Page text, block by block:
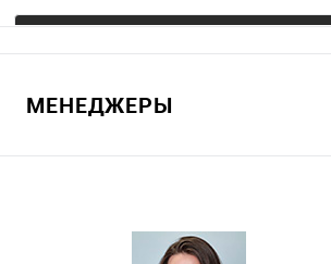
Купить в 1 клик
МЕНЕДЖЕРЫ